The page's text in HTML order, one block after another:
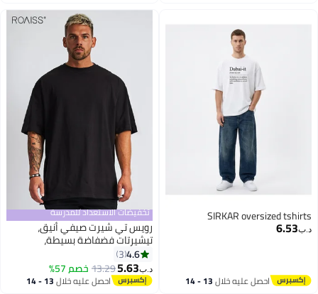
SIRKAR oversized tshirts
د.ب‏6.53
احصل عليه خلال 13 - 14
تخفيضات الاستعداد للمدرسة
رويس تي شيرت صيفي أنيق،
تيشيرتات فضفاضة بسيطة،
تيشيرتات كلاسيكية قصيرة الأكمام،
تيشيرتات ناعمة ومريحة، مناسبة
للارتداء اليومي أو أي مناسبة
4.6
3
د.ب‏5.63
13.29خصم 57%
احصل عليه خلال 13 - 14